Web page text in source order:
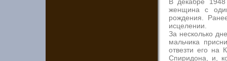
женщина с
рождения.
исцелении.
За несколько
мальчика
отвезти его на
Спиридона, и,